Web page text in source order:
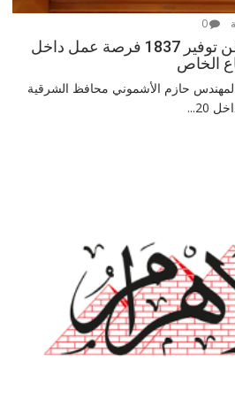
0
محافظ الشرقية:يعلن عن توفير 1837 فرصة عمل داخل
حازم الأشموني محافظ الشرقية